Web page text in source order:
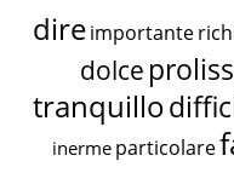
dire importante
dolce
tranquillo
inerme particolare